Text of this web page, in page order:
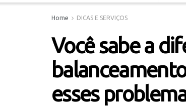
Home DICAS E SERVIÇOS
Você sabe a
esses